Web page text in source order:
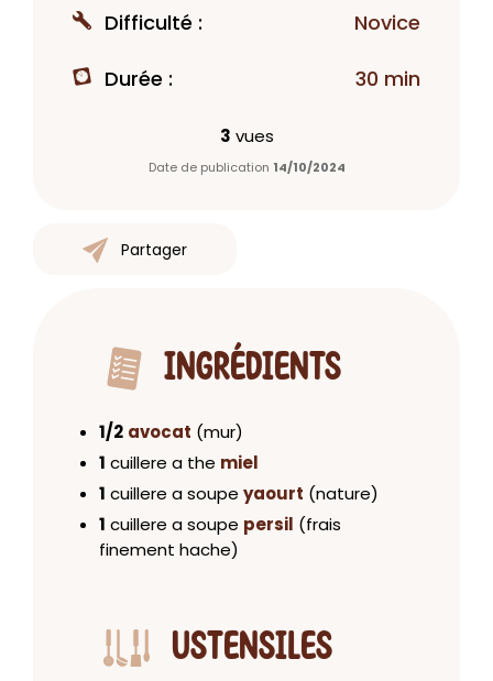
Difficulté : Novice
Durée : 30 min
3 vues
Date de publication 14/10/2024
Partager
INGRÉDIENTS
1/2 avocat (mur)
1 cuillere a the miel
1 cuillere a soupe yaourt (nature)
1 cuillere a soupe persil (frais
finement hache)
USTENSILES